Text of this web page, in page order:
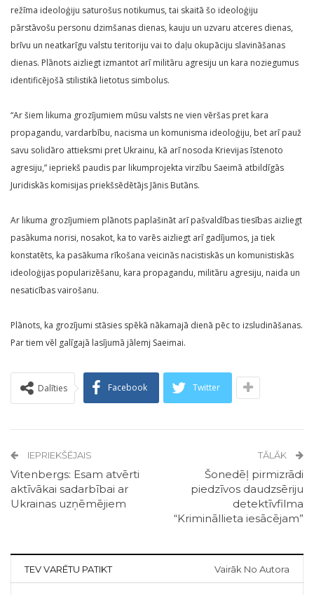
režīma ideoloģiju saturošus notikumus, tai skaitā šo ideoloģiju
pārstāvošu personu dzimšanas dienas, kauju un uzvaru atceres dienas,
brīvu un neatkarīgu valstu teritoriju vai to daļu okupāciju slavināšanas
dienas. Plānots aizliegt izmantot arī militāru agresiju un kara noziegumus
identificējošā stilistikā lietotus simbolus.
“Ar šiem likuma grozījumiem mūsu valsts ne vien vēršas pret kara
propagandu, vardarbību, nacisma un komunisma ideoloģiju, bet arī pauž
savu solidāro attieksmi pret Ukrainu, kā arī nosoda Krievijas īstenoto
agresiju,” iepriekš paudis par likumprojekta virzību Saeimā atbildīgās
Juridiskās komisijas priekšsēdētājs Jānis Butāns.
Ar likuma grozījumiem plānots paplašināt arī pašvaldības tiesības aizliegt
pasākuma norisi, nosakot, ka to varēs aizliegt arī gadījumos, ja tiek
konstatēts, ka pasākuma rīkošana veicinās nacistiskās un komunistiskās
ideoloģijas popularizēšanu, kara propagandu, militāru agresiju, naida un
nesaticības vairošanu.
Plānots, ka grozījumi stāsies spēkā nākamajā dienā pēc to izsludināšanas.
Par tiem vēl galīgajā lasījumā jālemj Saeimai.
Dalīties Facebook Twitter
IEPRIEKŠĒJAIS
Vitenbergs: Esam atvērti
aktīvākai sadarbībai ar
Ukrainas uzņēmējiem
TĀLĀK
Šonedēļ pirmizrādi
piedzīvos daudzsēriju
detektīvfilma
“Krimināllieta iesācējam”
TEV VARĒTU PATIKT Vairāk No Autora